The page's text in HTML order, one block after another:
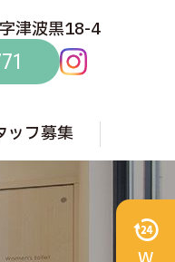
津波黒18-4
ッフ募集